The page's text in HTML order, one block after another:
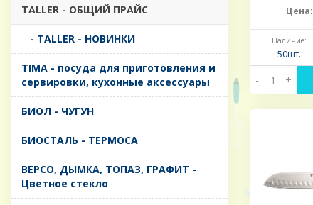
TALLER - ОБЩИЙ ПРАЙС
- TALLER - НОВИНКИ
TIMA - посуда для приготовления и
сервировки, кухонные аксессуары
БИОЛ - ЧУГУН
БИОСТАЛЬ - ТЕРМОСА
ВЕРСО, ДЫМКА, ТОПАЗ, ГРАФИТ -
Цветное стекло
Цена:
Наличие:
50шт.
- +